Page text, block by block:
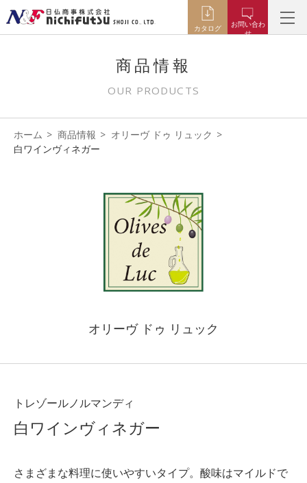
カタログ
お問い合わ
せ
商品情報
OUR PRODUCTS
ホーム 商品情報
オリーヴ ドゥ リュック
白ワインヴィネガー
オリーヴ ドゥ リュック
トレゾールノルマンディ
白ワインヴィネガー
さまざまな料理に使いやすいタイプ。酸味はマイルドで